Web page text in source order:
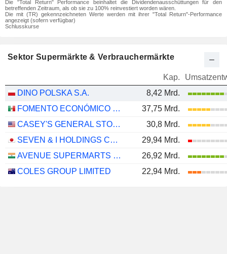
Die "Total Return" Performance beinhaltet die Dividendenausschüttungen für den
betreffenden Zeitraum, als ob sie zu 100% reinvestiert worden wären.
Die mit (TR) gekennzeichneten Werte werden mit ihrer "Total Return"-Performance
angezeigt (sofern verfügbar)
Schlusskurse
Sektor Supermärkte & Verbrauchermärkte
Kap.
DINO POLSKA S.A.
8,42 Mrd.
FOMENTO ECONÓMICO MEXICANO, S.A.B. DE C.V.
37,75 Mrd.
CASEY'S GENERAL STORES, INC.
30,8 Mrd.
SEVEN & I HOLDINGS CO., LTD.
29,94 Mrd.
AVENUE SUPERMARTS LIMITED
26,92 Mrd.
COLES GROUP LIMITED
22,94 Mrd.